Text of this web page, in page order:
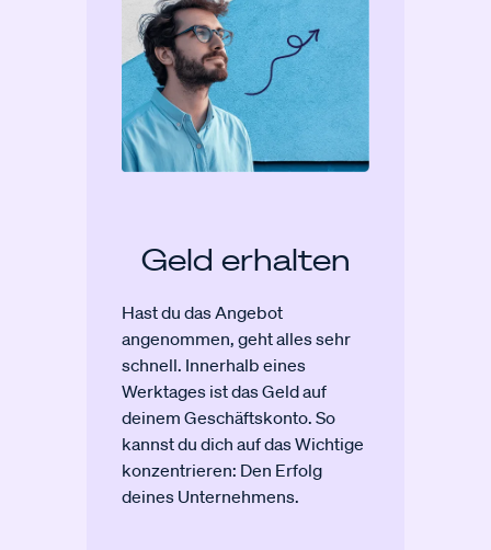
Geld erhalten
Hast du das Angebot
angenommen, geht alles sehr
schnell. Innerhalb eines
Werktages ist das Geld auf
deinem Geschäftskonto. So
kannst du dich auf das Wichtige
konzentrieren: Den Erfolg
deines Unternehmens.